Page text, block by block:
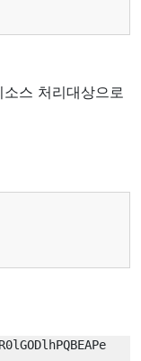
소스 처리대상으로